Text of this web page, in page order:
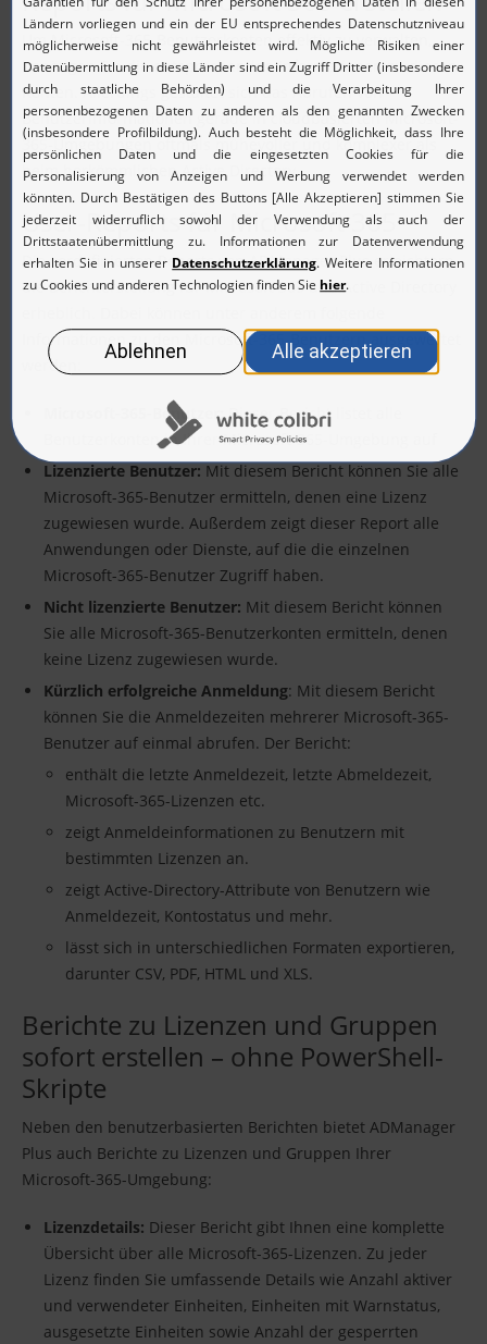
Um Microsoft-365-Benutzerkonten effektiv zu verwalten,
benötigen Sie die entsprechenden Informationen zu diesen
Konten. Allerdings gestaltet sich das Abrufen von
Benutzerinformationen gerade in cloudbasierten Microsoft-
365-Umgebungen oftmals mühevoller und komplexer als
beim herkömmlichen Active Directory.
User-Reports für Microsoft 365
Die vordefinierten Reports von ADManager Plus erleichtern
die Berichterstellung für Microsoft 365 und Active Directory
Informationen zu den Microsoft-365-Benutzern ausgewertet
werden:
Microsoft-365-Benutzer:Dieser Bericht listet alle
Benutzerkonten in Ihrer Microsoft-365-Umgebung auf
Lizenzierte Benutzer:Mit diesem Bericht können Sie alle
Microsoft-365-Benutzer ermitteln, denen eine Lizenz
zugewiesen wurde. Außerdem zeigt dieser Report alle
Anwendungen oder Dienste, auf die die einzelnen
Microsoft-365-Benutzer Zugriff haben.
Nicht lizenzierte Benutzer: Mit diesem Bericht können
Sie alle Microsoft-365-Benutzerkonten ermitteln, denen
keine Lizenz zugewiesen wurde.
Kürzlich erfolgreiche Anmeldung: Mit diesem Bericht
können Sie die Anmeldezeiten mehrerer Microsoft-365-
Benutzer auf einmal abrufen. Der Bericht:
enthält die letzte Anmeldezeit, letzte Abmeldezeit,
Microsoft-365-Lizenzen etc.
zeigt Anmeldeinformationen zu Benutzern mit
bestimmten Lizenzen an.
zeigt Active-Directory-Attribute von Benutzern wie
Anmeldezeit, Kontostatus und mehr.
lässt sich in unterschiedlichen Formaten exportieren,
darunter CSV, PDF, HTML und XLS.
Berichte zu Lizenzen und Gruppen
sofort erstellen – ohne PowerShell-
Skripte
Neben den benutzerbasierten Berichten bietet ADManager
Plus auch Berichte zu Lizenzen und Gruppen Ihrer
Microsoft-365-Umgebung:
Lizenzdetails: Dieser Bericht gibt Ihnen eine komplette
Übersicht über alle Microsoft-365-Lizenzen. Zu jeder
Lizenz finden Sie umfassende Details wie Anzahl aktiver
und verwendeter Einheiten, Einheiten mit Warnstatus,
ausgesetzte Einheiten sowie Anzahl der gesperrten